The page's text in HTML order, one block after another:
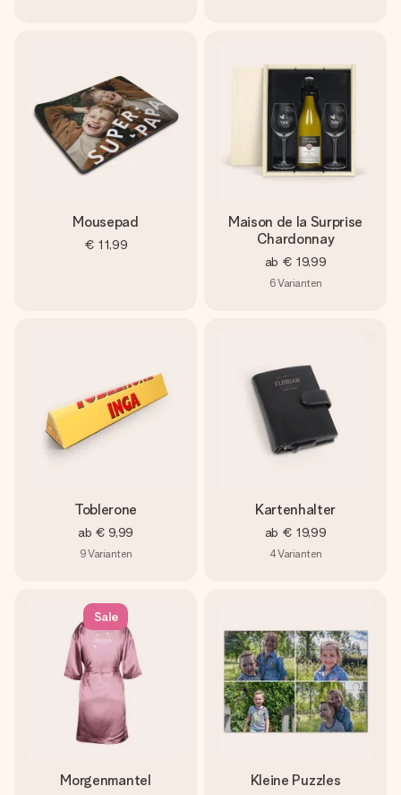
Mousepad
€ 11,99
Maison de la Surprise
Chardonnay
ab € 19,99
6Varianten
Toblerone
ab € 9,99
9Varianten
Kartenhalter
ab € 19,99
4Varianten
Sale
Morgenmantel Kleine Puzzles